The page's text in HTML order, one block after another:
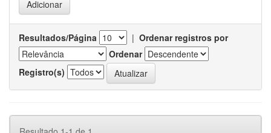
Resultados/Página | Ordenar registros por
Ordenar
Registro(s)